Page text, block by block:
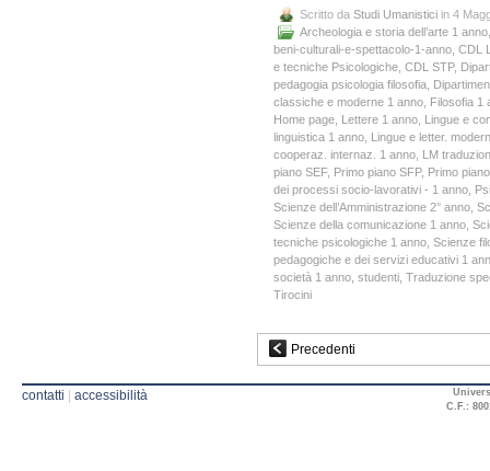
Scritto da Studi Umanistici in 4
Archeologia e storia dell’arte 1 anno
beni-culturali-e-spettacolo-1-anno CDL
e tecniche Psicologiche CDL STP,
pedagogia psicologia filosofia
classiche e moderne 1 anno
Filosofia 1
Home page
Lettere 1 anno
Lingue e
linguistica 1 anno
Lingue e letter.
cooperaz. internaz. 1 anno
LM
piano SEF, Primo piano SFP, Primo
dei processi socio-lavorativi - 1 anno
Scienze dell’Amministrazione 2° anno
Scienze della comunicazione 1 anno
tecniche psicologiche 1 anno Scienze
pedagogiche e dei servizi educativi 1
società 1 anno studenti Traduzione
Tirocini
Precedenti
contatti | accessibilità
C.F.: